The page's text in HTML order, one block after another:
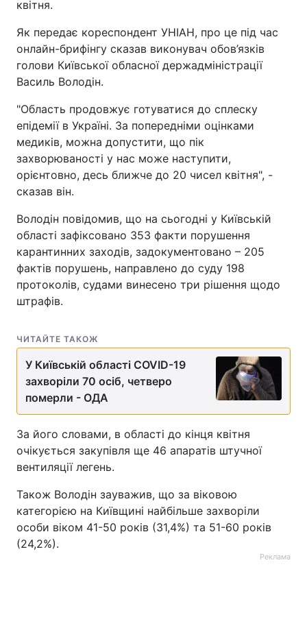
квітня.
Як передає кореспондент УНІАН, про це під час
онлайн-брифінгу сказав виконувач обов’язків
голови Київської обласної держадміністрації
Василь Володін.
"Область продовжує готуватися до сплеску
епідемії в Україні. За попередніми оцінками
медиків, можна допустити, що пік
захворюваності у нас може наступити,
орієнтовно, десь ближче до 20 чисел квітня", -
сказав він.
Володін повідомив, що на сьогодні у Київській
області зафіксовано 353 факти порушення
карантинних заходів, задокументовано – 205
фактів порушень, направлено до суду 198
протоколів, судами винесено три рішення щодо
штрафів.
ЧИТАЙТЕ ТАКОЖ
У Київській області COVID-19
захворіли 70 осіб, четверо
померли - ОДА
За його словами, в області до кінця квітня
очікується закупівля ще 46 апаратів штучної
вентиляції легень.
Також Володін зауважив, що за віковою
категорією на Київщині найбільше захворіли
особи віком 41-50 років (31,4%) та 51-60 років
(24,2%).
Реклама